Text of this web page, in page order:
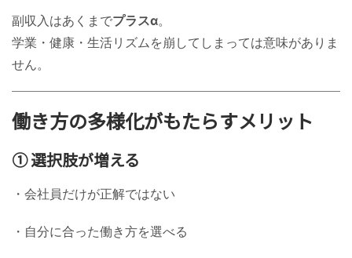
副収入はあくまでプラスα。
学業・健康・生活リズムを崩してしまっては意味がありま
せん。
働き方の多様化がもたらすメリット
① 選択肢が増える
・会社員だけが正解ではない
・自分に合った働き方を選べる